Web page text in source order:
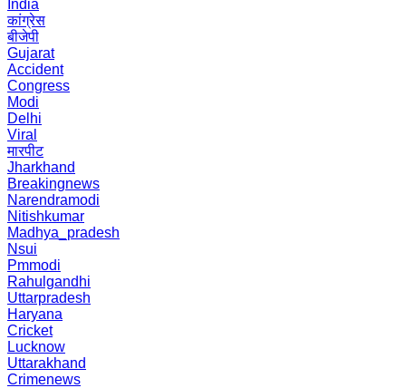
India
कांग्रेस
बीजेपी
Gujarat
Accident
Congress
Modi
Delhi
Viral
मारपीट
Jharkhand
Breakingnews
Narendramodi
Nitishkumar
Madhya_pradesh
Nsui
Pmmodi
Rahulgandhi
Uttarpradesh
Haryana
Cricket
Lucknow
Uttarakhand
Crimenews